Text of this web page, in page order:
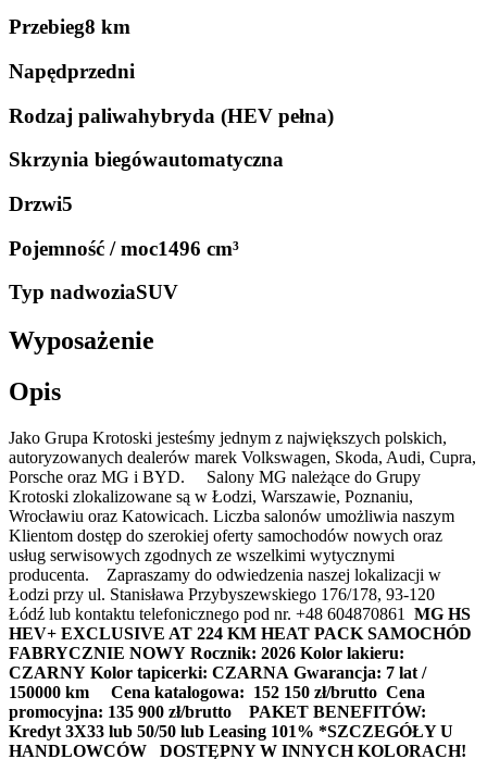
Przebieg8 km
Napędprzedni
Rodzaj paliwahybryda (HEV pełna)
Skrzynia biegówautomatyczna
Drzwi5
Pojemność / moc1496 cm³
Typ nadwoziaSUV
Wyposażenie
Opis
Jako Grupa Krotoski jesteśmy jednym z największych polskich,
autoryzowanych dealerów marek Volkswagen, Skoda, Audi, Cupra,
Porsche oraz MG i BYD. Salony MG należące do Grupy
Krotoski zlokalizowane są w Łodzi, Warszawie, Poznaniu,
Wrocławiu oraz Katowicach. Liczba salonów umożliwia naszym
Klientom dostęp do szerokiej oferty samochodów nowych oraz
usług serwisowych zgodnych ze wszelkimi wytycznymi
producenta. Zapraszamy do odwiedzenia naszej lokalizacji w
Łodzi przy ul. Stanisława Przybyszewskiego 176/178, 93-120
Łódź lub kontaktu telefonicznego pod nr. +48 604870861 MG HS
HEV+ EXCLUSIVE AT 224 KM HEAT PACK SAMOCHÓD
FABRYCZNIE NOWY Rocznik: 2026 Kolor lakieru:
CZARNY Kolor tapicerki: CZARNA Gwarancja: 7 lat /
150000 km
Cena katalogowa: 152 150 zł/brutto Cena
promocyjna: 135 900 zł/brutto
PAKET BENEFITÓW:
Kredyt 3X33 lub 50/50 lub Leasing 101% *SZCZEGÓŁY U
HANDLOWCÓW
DOSTĘPNY W INNYCH KOLORACH!